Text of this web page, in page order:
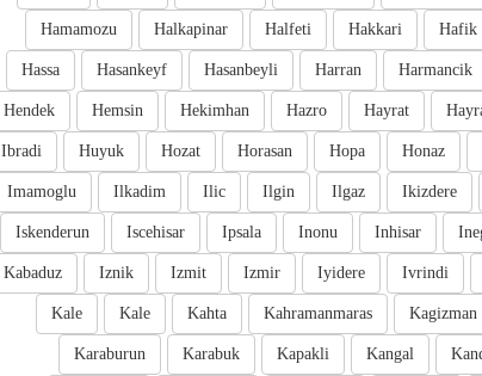
Hafik
Hakkari
Halfeti
Halkapinar
Hamamozu
Harmancik
Harran
Hasanbeyli
Hasankeyf
Hassa
Hayrat
Hazro
Hekimhan
Hemsin
Hendek
Honaz
Hopa
Horasan
Hozat
Huyuk
Ibradi
Ikizdere
Ilgaz
Ilgin
Ilic
Ilkadim
Imamoglu
Inhisar
Inonu
Ipsala
Iscehisar
Iskenderun
Ivrindi
Iyidere
Izmir
Izmit
Iznik
Kabaduz
Kagizman
Kahramanmaras
Kahta
Kale
Kale
Kangal
Kapakli
Karabuk
Karaburun